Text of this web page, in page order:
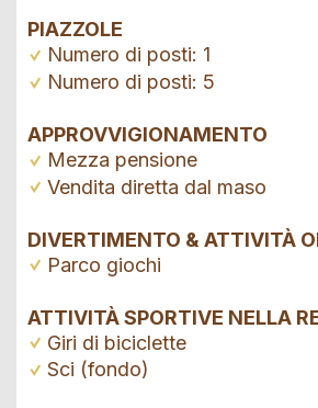
PIAZZOLE
Numero di posti: 1
Numero di posti: 5
APPROVVIGIONAMENTO
Mezza pensione
Vendita diretta dal maso
DIVERTIMENTO & ATTIVITÀ
Parco giochi
ATTIVITÀ SPORTIVE NELLA
Giri di biciclette
Sci (fondo)